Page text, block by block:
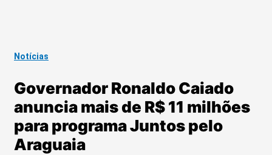
Notícias
Governador Ronaldo Caiado
anuncia mais de R$ 11 milhões
para programa Juntos pelo
Araguaia